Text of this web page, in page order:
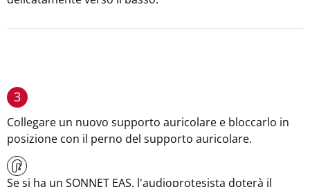
3
Collegare un nuovo supporto auricolare e bloccarlo in
posizione con il perno del supporto auricolare.
Se si ha un SONNET EAS, l'audioprotesista doterà il